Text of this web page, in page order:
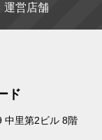
運営店舗
ド
中里第2ビル 8階